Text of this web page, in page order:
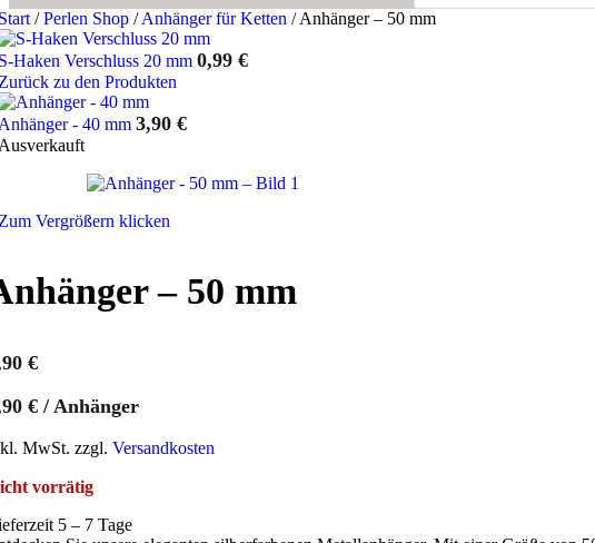
/ Perlen Shop / Anhänger für Ketten / Anhänger – 50 mm
Haken Verschluss 20 mm 0,99 €
zu den Produkten
- 40 mm 3,90 €
Vergrößern klicken
– 50 mm
€
€ / Anhänger
MwSt. zzgl. Versandkosten
vorrätig
5 – 7 Tage